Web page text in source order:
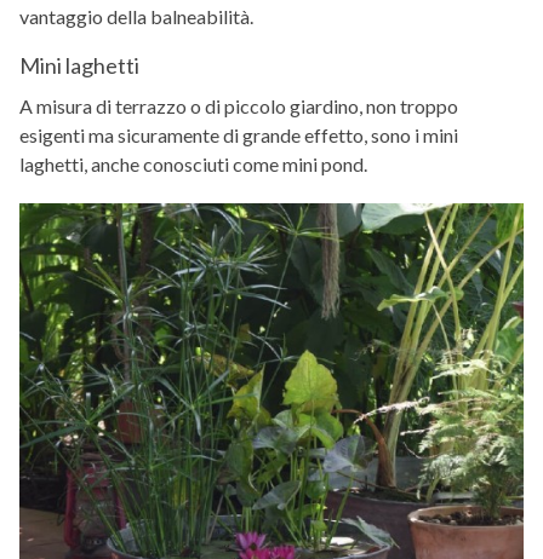
vantaggio della balneabilità.
Mini laghetti
A misura di terrazzo o di piccolo giardino, non troppo
esigenti ma sicuramente di grande effetto, sono i mini
laghetti, anche conosciuti come mini pond.